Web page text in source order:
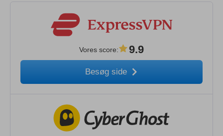
Vores score: 9.9
Besøg side